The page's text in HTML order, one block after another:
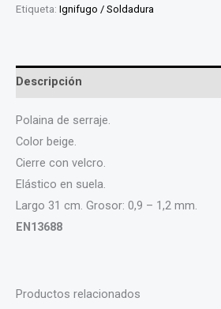
Etiqueta: Ignifugo / Soldadura
Descripción
Polaina de serraje.
Color beige.
Cierre con velcro.
Elástico en suela.
Largo 31 cm. Grosor: 0,9 – 1,2 mm.
EN13688
Productos relacionados